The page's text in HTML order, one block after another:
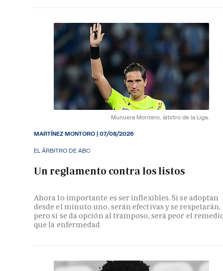
Munuera Montero, árbitro de la Liga.
EL ÁRBITRO DE ABC
Un reglamento contra los listos
Ahora lo importante es ser inflexibles. Si se adoptan
desde el minuto uno, serán efectivas y se respetarán,
pero si se da opción al tramposo, será peor el
que la enfermedad
MARTÍNEZ MONTORO|07/08/2026